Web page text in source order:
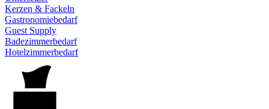
Kerzen & Fackeln
Gastronomiebedarf
Guest Supply
Badezimmerbedarf
Hotelzimmerbedarf